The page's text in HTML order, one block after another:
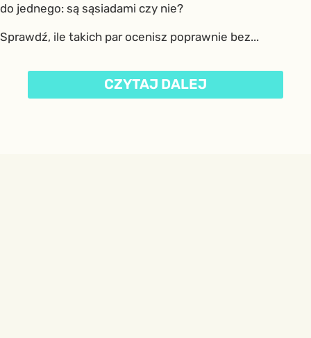
do jednego: są sąsiadami czy nie?
Sprawdź, ile takich par ocenisz poprawnie bez...
CZYTAJ DALEJ